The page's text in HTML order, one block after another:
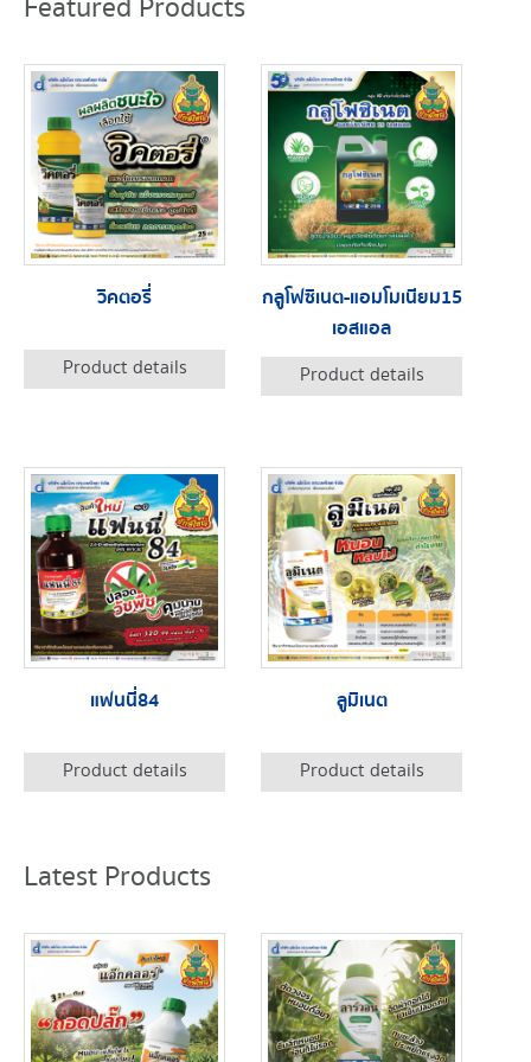
Featured Products
วิคตอรี่
Product details
กลูโฟซิเนต-แอมโมเนียม15
เอสแอล
Product details
แฟนนี่84
Product details
ลูมิเนต
Product details
Latest Products